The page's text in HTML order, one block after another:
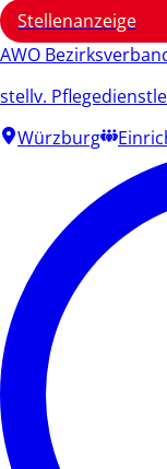
Stellenanzeige
AWO
stellv.
Würzburg